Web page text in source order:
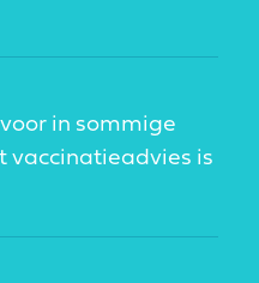
in sommige
vaccinatieadvies is